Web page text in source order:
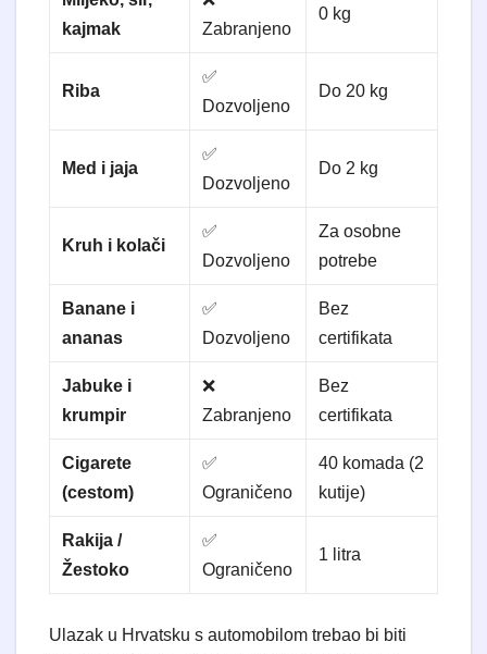
kajmak
Zabranjeno
0 kg
Riba
✅
Dozvoljeno
Do 20 kg
Med i jaja
✅
Dozvoljeno
Do 2 kg
Kruh i kolači
✅
Dozvoljeno
Za osobne
potrebe
Banane i
ananas
✅
Dozvoljeno
Bez
certifikata
Jabuke i
krumpir
❌
Zabranjeno
Bez
certifikata
Cigarete
(cestom)
✅
Ograničeno
40 komada (2
kutije)
Rakija /
Žestoko
✅
Ograničeno
1 litra
Ulazak u Hrvatsku s automobilom trebao bi biti